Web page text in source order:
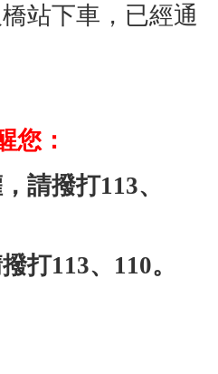
站下車，已經通
您：
請撥打113、
打113、110。